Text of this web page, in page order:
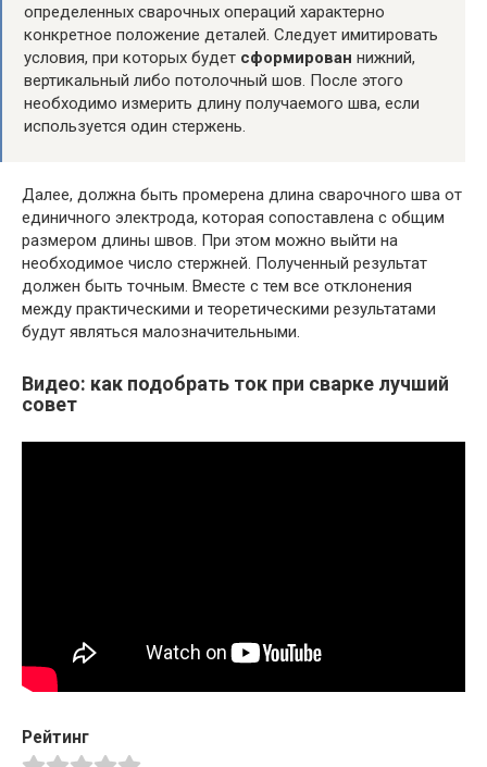
определенных сварочных операций характерно
конкретное положение деталей. Следует имитировать
условия, при которых будет сформирован нижний,
вертикальный либо потолочный шов. После этого
необходимо измерить длину получаемого шва, если
используется один стержень.
Далее, должна быть промерена длина сварочного шва от
единичного электрода, которая сопоставлена с общим
размером длины швов. При этом можно выйти на
необходимое число стержней. Полученный результат
должен быть точным. Вместе с тем все отклонения
между практическими и теоретическими результатами
будут являться малозначительными.
Видео: как подобрать ток при сварке лучший
совет
Рейтинг